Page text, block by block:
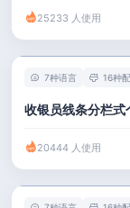
25233 人使用
7种语言 16种
收银员线条分栏式
20444 人使用